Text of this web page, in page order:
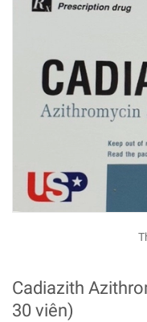
Cadiazith
30 viên)